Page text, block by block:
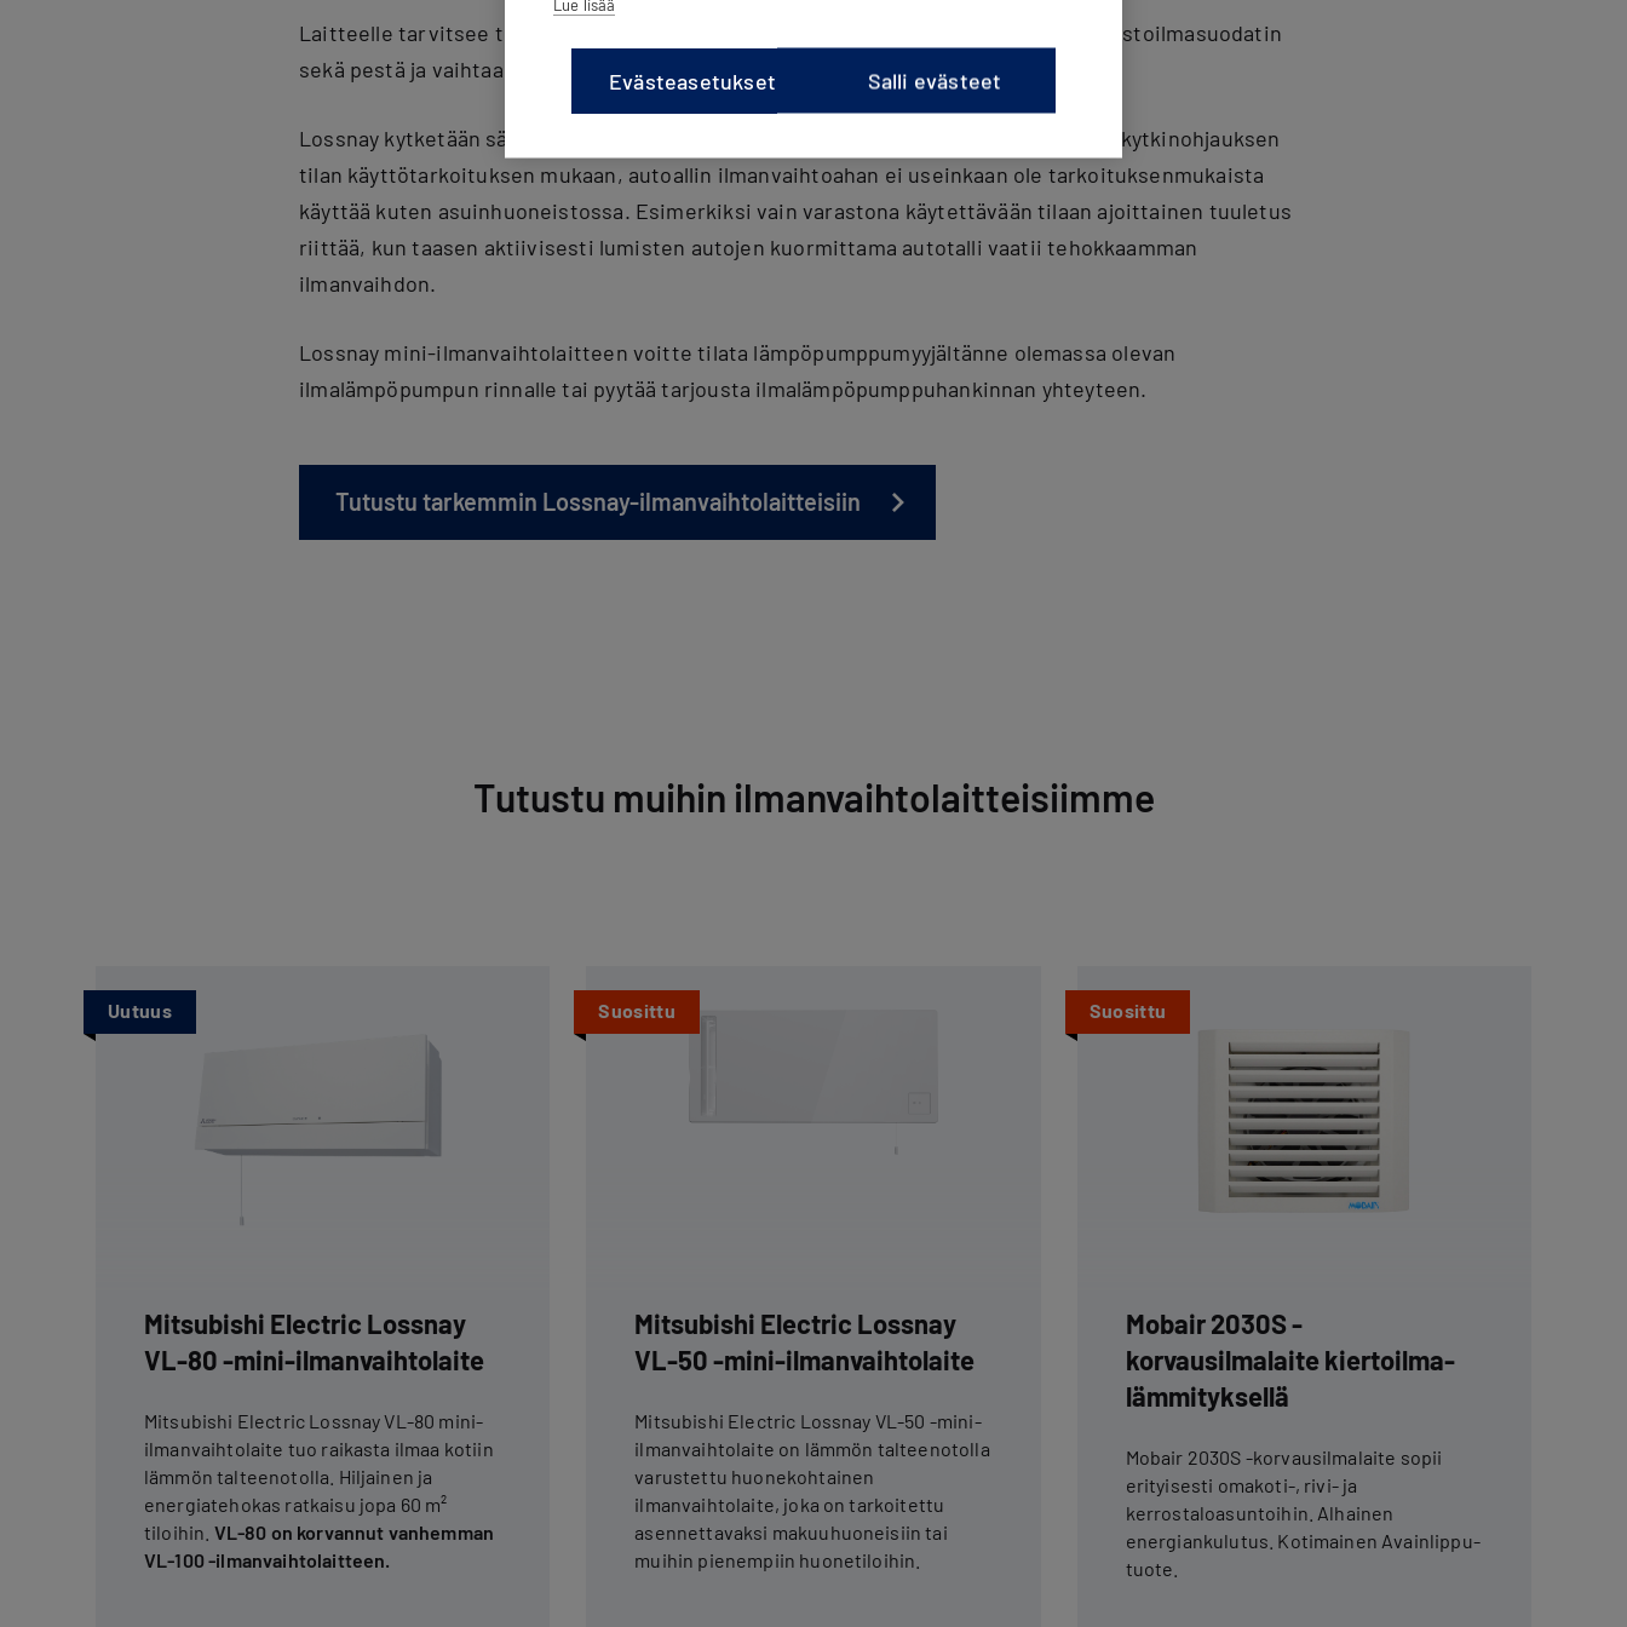
Laitteelle tarvitsee tehdä vain ajoittainen yleispuhdistus, imuroida LTO-kenno ja poistoilmasuodatin
sekä pestä ja vaihtaa tuloilmansuodatin.
Lossnay kytketään sähköverkkoon pistotulpalla, joka mahdollistaa vaivattoman kellokytkinohjauksen
tilan käyttötarkoituksen mukaan, autoallin ilmanvaihtoahan ei useinkaan ole tarkoituksenmukaista
käyttää kuten asuinhuoneistossa. Esimerkiksi vain varastona käytettävään tilaan ajoittainen tuuletus
riittää, kun taasen aktiivisesti lumisten autojen kuormittama autotalli vaatii tehokkaamman
ilmanvaihdon.
Lossnay mini-ilmanvaihtolaitteen voitte tilata lämpöpumppumyyjältänne olemassa olevan
ilmalämpöpumpun rinnalle tai pyytää tarjousta ilmalämpöpumppuhankinnan yhteyteen.
Tutustu tarkemmin Lossnay-ilmanvaihtolaitteisiin
Tutustu muihin ilmanvaihtolaitteisiimme
Uutuus
Mitsubishi Electric Lossnay
VL-80 -mini-ilmanvaihtolaite
Mitsubishi Electric Lossnay VL-80 mini-
ilmanvaihtolaite tuo raikasta ilmaa kotiin
lämmön talteenotolla. Hiljainen ja
energiatehokas ratkaisu jopa 60 m²
tiloihin. VL-80 on korvannut vanhemman
VL-100 -ilmanvaihtolaitteen.
Suosittu
Mitsubishi Electric Lossnay
VL-50 -mini-ilmanvaihtolaite
Mitsubishi Electric Lossnay VL-50 -mini-
ilmanvaihtolaite on lämmön talteenotolla
varustettu huonekohtainen
ilmanvaihtolaite, joka on tarkoitettu
asennettavaksi makuuhuoneisiin tai
muihin pienempiin huonetiloihin.
Suosittu
Mobair 2030S -
korvausilmalaite kiertoilma­
lämmityksellä
Mobair 2030S -korvausilmalaite sopii
erityisesti omakoti-, rivi- ja
kerrostaloasuntoihin. Alhainen
energiankulutus. Kotimainen Avainlippu-
tuote.
Lue lisää
Evästeasetukset Salli evästeet